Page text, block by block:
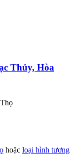
Thủy, Hòa
hoặc loại hình tương